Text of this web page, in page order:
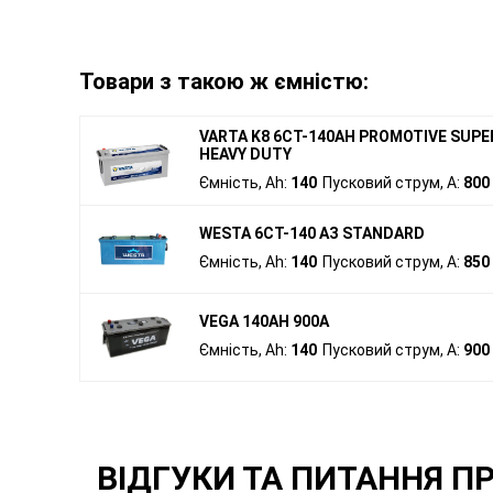
Товари з такою ж ємністю:
VARTA K8 6СТ-140AH PROMOTIVE
HEAVY DUTY
Ємність, Ah: 140 Пусковий струм, A: 800
WESTA 6CT-140 АЗ STANDARD
Ємність, Ah: 140 Пусковий струм, A: 850
VEGA 140AH 900A
Ємність, Ah: 140 Пусковий струм, A: 900
ВІДГУКИ ТА ПИТАННЯ